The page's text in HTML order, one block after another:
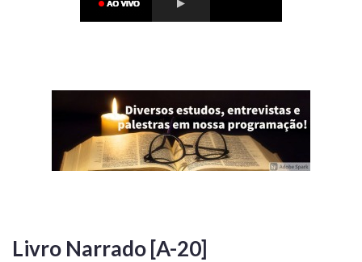
Livro Narrado [A-20]